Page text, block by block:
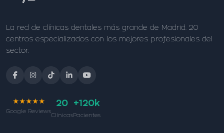
La red de clínicas dentales más grande de Madrid. 20
centros especializados con los mejores profesionales del
sector.
★★★★★
Google Reviews
20
Clínicas
+120k
Pacientes